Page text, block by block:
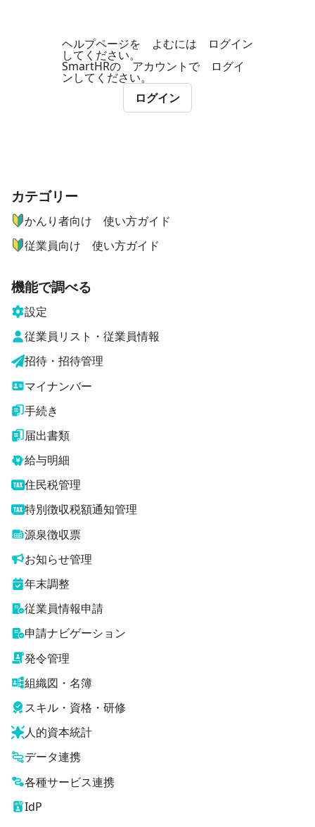
ヘルプページを よむには ログイン
してください。
SmartHRの アカウントで ログイ
ンしてください。
ログイン
ナビゲーションメニュー
カテゴリー
かんり者向け 使い方ガイド
従業員向け 使い方ガイド
機能で調べる
設定
従業員リスト・従業員情報
招待・招待管理
マイナンバー
手続き
届出書類
給与明細
住民税管理
特別徴収税額通知管理
源泉徴収票
お知らせ管理
年末調整
従業員情報申請
申請ナビゲーション
発令管理
組織図・名簿
スキル・資格・研修
人的資本統計
データ連携
各種サービス連携
IdP